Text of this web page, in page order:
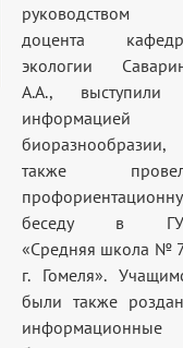
руководством
доцента
экологии
А.А., выступили
информацией
также
беседу в
«Средняя школа №
г. Гомеля».
были также
информационные